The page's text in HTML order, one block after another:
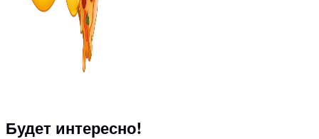
Будет интересно!